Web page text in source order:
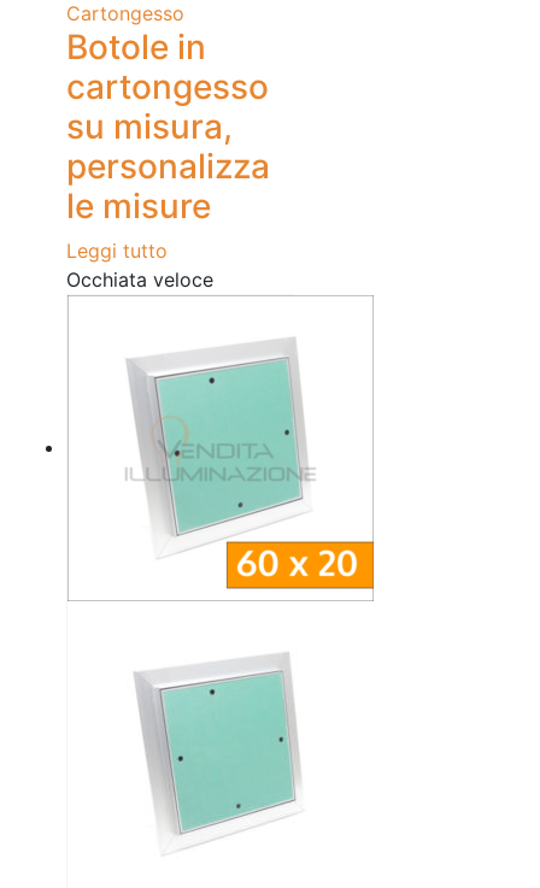
Cartongesso
Botole in
cartongesso
su misura,
personalizza
le misure
Leggi tutto
Occhiata veloce